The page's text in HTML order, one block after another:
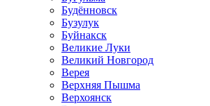
Будённовск
Бузулук
Буйнакск
Великие Луки
Великий Новгород
Верея
Верхняя Пышма
Верхоянск